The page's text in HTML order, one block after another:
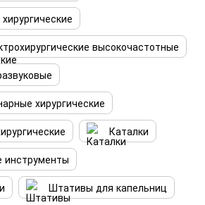
высокочастотные
хирургические
Каталки
инструменты
Штативы для капельниц